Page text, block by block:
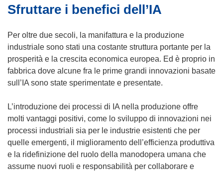
Sfruttare i benefici dell’IA
Per oltre due secoli, la manifattura e la produzione
industriale sono stati una costante struttura portante per la
prosperità e la crescita economica europea. Ed è proprio in
fabbrica dove alcune fra le prime grandi innovazioni basate
sull’IA sono state sperimentate e presentate.
L’introduzione dei processi di IA nella produzione offre
molti vantaggi positivi, come lo sviluppo di innovazioni nei
processi industriali sia per le industrie esistenti che per
quelle emergenti, il miglioramento dell’efficienza produttiva
e la ridefinizione del ruolo della manodopera umana che
assume nuovi ruoli e responsabilità per collaborare e